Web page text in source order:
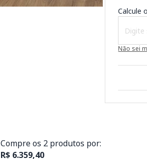
Calcule
Não sei
Compre os 2 produtos por:
R$ 6.359,40